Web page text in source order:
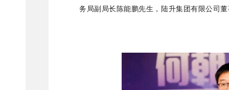
务局副局长陈能鹏先生，陆升集团有限公司